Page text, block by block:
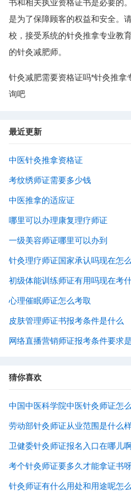
书和相关执业资格证书是必要的
是为了保障顾客的权益和安全。
校，接受系统的针灸推拿专业教
的针灸减肥师。
针灸减肥需要资格证吗*针灸推拿
询吧
最近更新
中医针灸推拿资格证
考纹绣师证需要多少钱
中医推拿的适应证
哪里可以办理康复理疗师证
一级美容师证哪里可以办到
针灸理疗师证国家承认吗现在怎
初级体能训练师证有用吗现在考
心理催眠师证怎么考取
皮肤管理师证书报考条件是什么
网络直播营销师证报考条件要求
猜你喜欢
中国中医科学院中医针灸师证怎
劳动部针灸师证从业范围是什么
卫健委针灸师证报名入口在哪儿
考个针灸师证要多久才能拿证书
针灸师证有什么用处和用途呢怎